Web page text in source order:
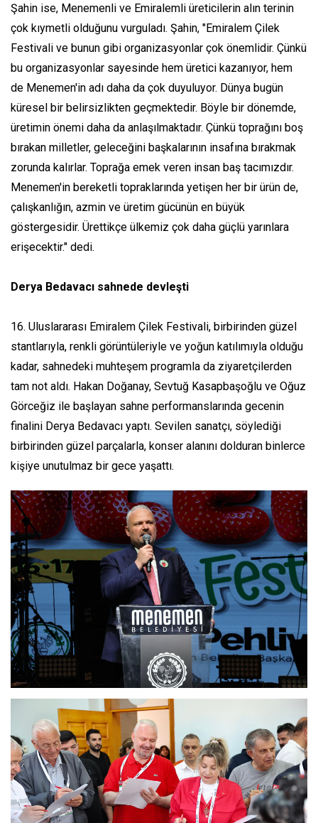
Şahin ise, Menemenli ve Emiralemli üreticilerin alın terinin
çok kıymetli olduğunu vurguladı. Şahin, "Emiralem Çilek
Festivali ve bunun gibi organizasyonlar çok önemlidir. Çünkü
bu organizasyonlar sayesinde hem üretici kazanıyor, hem
de Menemen'in adı daha da çok duyuluyor. Dünya bugün
küresel bir belirsizlikten geçmektedir. Böyle bir dönemde,
üretimin önemi daha da anlaşılmaktadır. Çünkü toprağını boş
bırakan milletler, geleceğini başkalarının insafına bırakmak
zorunda kalırlar. Toprağa emek veren insan baş tacımızdır.
Menemen'in bereketli topraklarında yetişen her bir ürün de,
çalışkanlığın, azmin ve üretim gücünün en büyük
göstergesidir. Ürettikçe ülkemiz çok daha güçlü yarınlara
erişecektir." dedi.
Derya Bedavacı sahnede devleşti
16. Uluslararası Emiralem Çilek Festivali, birbirinden güzel
stantlarıyla, renkli görüntüleriyle ve yoğun katılımıyla olduğu
kadar, sahnedeki muhteşem programla da ziyaretçilerden
tam not aldı. Hakan Doğanay, Sevtuğ Kasapbaşoğlu ve Oğuz
Görceğiz ile başlayan sahne performanslarında gecenin
finalini Derya Bedavacı yaptı. Sevilen sanatçı, söylediği
birbirinden güzel parçalarla, konser alanını dolduran binlerce
kişiye unutulmaz bir gece yaşattı.